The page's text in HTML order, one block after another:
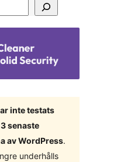
inte testats
senaste
av WordPress.
underhålls